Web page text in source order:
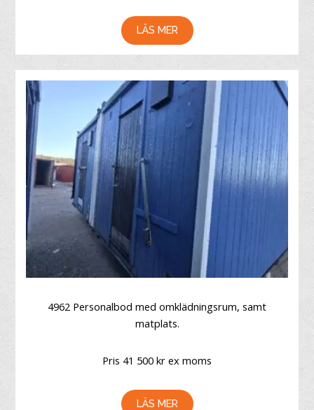
LÄS MER
4962 Personalbod med omklädningsrum, samt
matplats.
Pris 41 500 kr ex moms
LÄS MER